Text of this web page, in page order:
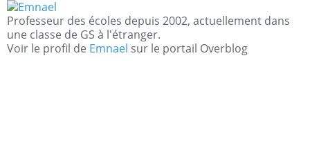
Professeur des écoles depuis 2002, actuellement dans
une classe de GS à l'étranger.
Voir le profil de Emnael sur le portail Overblog